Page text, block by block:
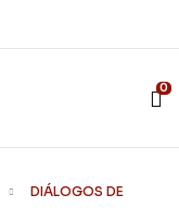
0
DIÁLOGOS DE